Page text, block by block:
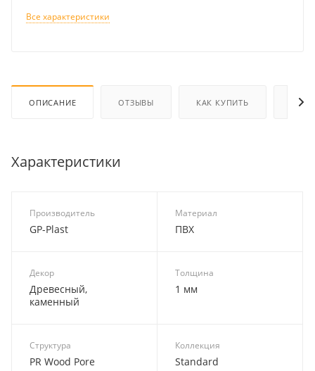
Все характеристики
ОПИСАНИЕ ОТЗЫВЫ КАК КУПИТЬ
Характеристики
Производитель
GP-Plast
Материал
ПВХ
Декор
Древесный,
каменный
Толщина
1 мм
Структура
PR Wood Pore
Коллекция
Standard